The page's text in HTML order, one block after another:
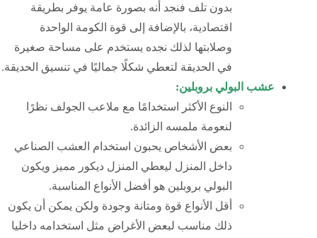
بدون تلف فنجد أنه بصورة عامة يوفر بطريقة
اقتصادية، بالإضافة إلى قوة الكومة الواحدة
وصلابتها لذلك نجده يستخدم على مساحة صغيرة
في الحديقة لتعطي شكلًا جماليًا في تنسيق الحديقة.
عشب البولي بروبلين:
النوع الأكثر استخدامًا مع ملاعب الجولف نظرًا
لنعومة ملمسه الزائدة.
بعض الأشخاص يحبون استخدام العشب الصناعي
داخل المنزل ليعطي المنزل ديكور مميز ويكون
البولي بروبلين هو أفضل الأنواع المناسبة.
أقل الأنواع قوة ومتانة وجودة ولكن يمكن أن يكون
ذلك مناسب لبعض الأغراض مثل استخدامه داخليا